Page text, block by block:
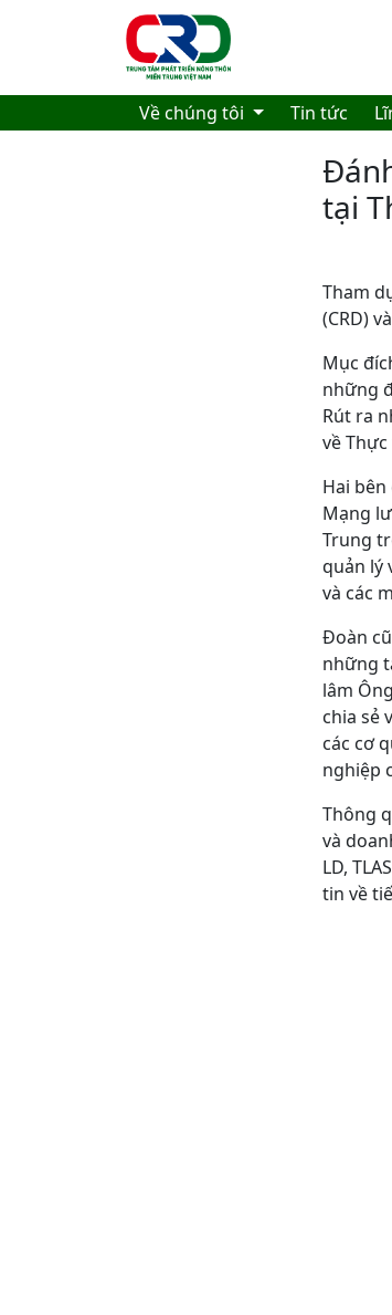
Skip to main content
Về chúng tôi Tin tức
tại
Tham
(CRD)
Mục
những
Rút ra
về
Hai
Mạng
Trung
quản lý
và các
Đoàn
những
lâm
chia sẻ
các cơ
nghiệp
Thông
và
LD,
tin về